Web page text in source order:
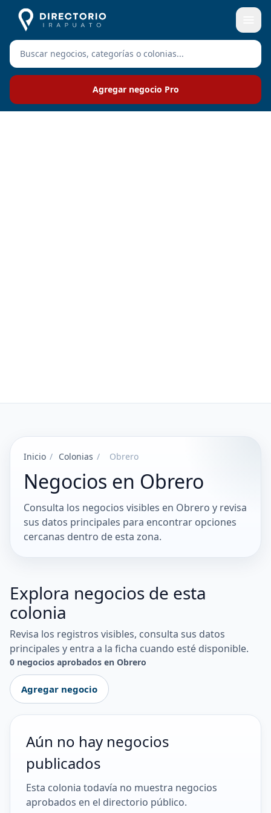
Agregar negocio Pro
Inicio / Colonias / Obrero
Negocios en Obrero
Consulta los negocios visibles en Obrero y revisa
sus datos principales para encontrar opciones
cercanas dentro de esta zona.
Explora negocios de esta
colonia
Revisa los registros visibles, consulta sus datos
principales y entra a la ficha cuando esté disponible.
0 negocios aprobados en Obrero
Agregar negocio
Aún no hay negocios
publicados
Esta colonia todavía no muestra negocios
aprobados en el directorio público.